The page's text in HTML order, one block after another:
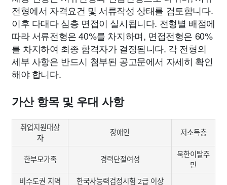
전형에서 자격요건 및 서류작성 상태를 검토합니다.
이후 다대다 심층 면접이 실시됩니다. 전형별 배점에
따라 서류전형은 40%를 차지하며, 면접전형은 60%
를 차지하여 최종 합격자가 결정됩니다. 각 전형의
세부 사항은 반드시 첨부된 공고문에서 자세히 확인
해야 합니다.
가산 항목 및 우대 사항
취업지원대상
자
장애인 저소득층
한부모가족 경력단절여성
북한이탈주
민
비수도권 지역
한국사능력검정시험 2급 이상